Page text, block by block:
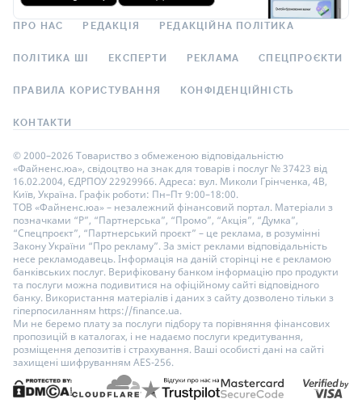
ПРО НАС РЕДАКЦІЯ РЕДАКЦІЙНА ПОЛІТИКА
ПОЛІТИКА ШІ ЕКСПЕРТИ РЕКЛАМА СПЕЦПРОЄКТИ
ПРАВИЛА КОРИСТУВАННЯ КОНФІДЕНЦІЙНІСТЬ
КОНТАКТИ
© 2000–2026 Товариство з обмеженою відповідальністю
«Файненс.юа», свідоцтво на знак для товарів і послуг № 37423 від
16.02.2004, ЄДРПОУ 22929966. Адреса: вул. Миколи Грінченка, 4В,
Київ, Україна. Графік роботи: Пн–Пт 9:00–18:00.
ТОВ «Файненс.юа» – незалежний фінансовий портал. Матеріали з
позначками “Р”, “Партнерська”, “Промо”, “Акція”, “Думка”,
“Спецпроєкт”, “Партнерський проєкт” – це реклама, в розумінні
Закону України “Про рекламу”. За зміст реклами відповідальність
несе рекламодавець. Інформація на даній сторінці не є рекламою
банківських послуг. Верифіковану банком інформацію про продукти
та послуги можна подивитися на офіційному сайті відповідного
банку. Використання матеріалів і даних з сайту дозволено тільки з
гіперпосиланням https://finance.ua.
Ми не беремо плату за послуги підбору та порівняння фінансових
пропозицій в каталогах, і не надаємо послуги кредитування,
розміщення депозитів і страхування. Ваші особисті дані на сайті
захищені шифруванням AES-256.